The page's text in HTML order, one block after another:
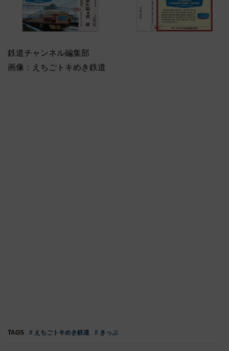
鉄道チャンネル編集部
画像：えちごトキめき鉄道
TAGS # えちごトキめき鉄道 # きっぷ